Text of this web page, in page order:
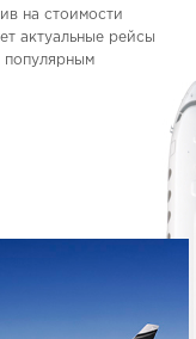
на стоимости
актуальные рейсы